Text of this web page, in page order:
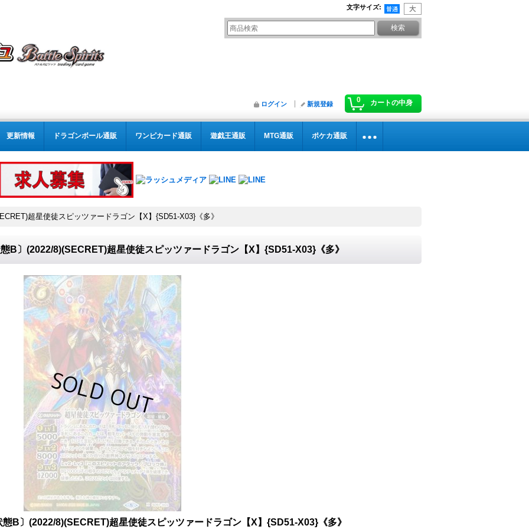
文字サイズ:
0 カートの中身
ログイン 新規登録
更新情報 ドラゴンボール通販 ワンピカード通販 遊戯王通販 MTG通販 ポケカ通販
超星使徒スピッツァードラゴン【X】{SD51-X03}《多》
B〕(2022/8)(SECRET)超星使徒スピッツァードラゴン【X】{SD51-X03}《多》
態B〕(2022/8)(SECRET)超星使徒スピッツァードラゴン【X】{SD51-X03}《多》